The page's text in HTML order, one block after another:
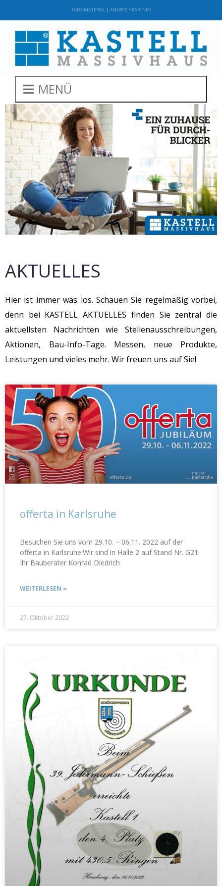
INFO-MATERIAL| ANSPRECHPARTNER
MENÜ
AKTUELLES
Hier ist immer was los. Schauen Sie regelmäßig vorbei,
denn bei KASTELL AKTUELLES finden Sie zentral die
aktuellsten Nachrichten wie Stellenausschreibungen,
Aktionen, Bau-Info-Tage. Messen, neue Produkte,
Leistungen und vieles mehr. Wir freuen uns auf Sie!
offerta in Karlsruhe
Besuchen Sie uns vom 29.10. – 06.11. 2022 auf der
offerta in Karlsruhe.Wir sind in Halle 2 auf Stand Nr. G21.
Ihr Bauberater Konrad Diedrich
WEITERLESEN »
27. Oktober 2022